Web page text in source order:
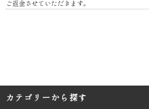
ご返金させていただきます。
カテゴリーから探す